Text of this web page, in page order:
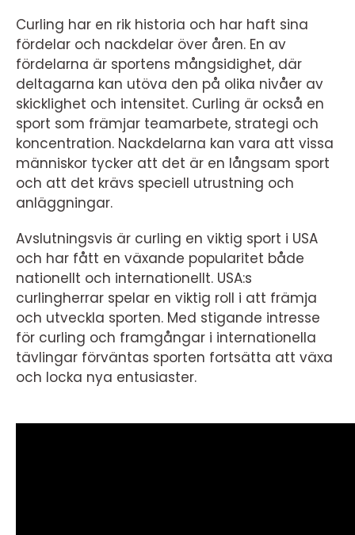
Curling har en rik historia och har haft sina
fördelar och nackdelar över åren. En av
fördelarna är sportens mångsidighet, där
deltagarna kan utöva den på olika nivåer av
skicklighet och intensitet. Curling är också en
sport som främjar teamarbete, strategi och
koncentration. Nackdelarna kan vara att vissa
människor tycker att det är en långsam sport
och att det krävs speciell utrustning och
anläggningar.
Avslutningsvis är curling en viktig sport i USA
och har fått en växande popularitet både
nationellt och internationellt. USA:s
curlingherrar spelar en viktig roll i att främja
och utveckla sporten. Med stigande intresse
för curling och framgångar i internationella
tävlingar förväntas sporten fortsätta att växa
och locka nya entusiaster.